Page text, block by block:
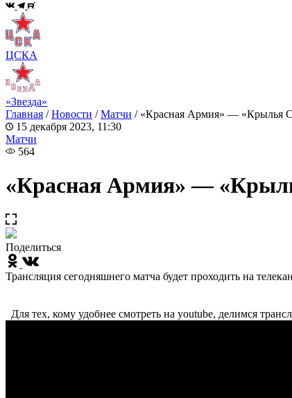
ЦСКА
«Звезда»
Главная /Новости /Матчи / «Красная Армия» — «Крылья
15 декабря 2023, 11:30
Матчи
564
«Красная Армия» —
Поделиться
Трансляция сегодняшнего матча будет проходить на
Для тех, кому удобнее смотреть на youtube, делимся